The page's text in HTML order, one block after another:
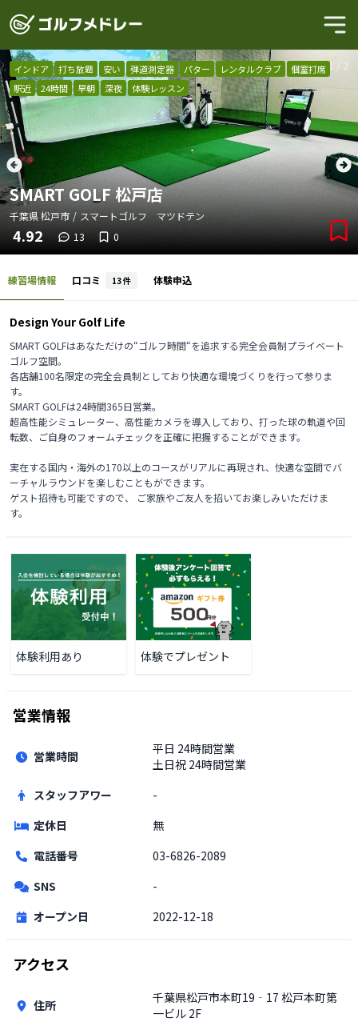
1 2
インドア 打ち放題 安い 弾道測定器 パター レンタルクラブ
個室打席
駅近
24時間 早朝 深夜 体験レッスン
SMART GOLF 松戸店
千葉県松戸市 / スマートゴルフ マツドテン
4.92 13 0
練習場情報 口コミ 13件 体験申込
Design Your Golf Life
SMART GOLFはあなただけの“ゴルフ時間“を追求する完全会員制プライベート
ゴルフ空間。
各店舗100名限定の完全会員制としており快適な環境づくりを行って参りま
す。
SMART GOLFは24時間365日営業。
超高性能シミュレーター、高性能カメラを導入しており、打った球の軌道や回
転数、ご自身のフォームチェックを正確に把握することができます。
実在する国内・海外の170以上のコースがリアルに再現され、快適な空間でバ
ーチャルラウンドを楽しむこともができます。
ゲスト招待も可能ですので、 ご家族やご友人を招いてお楽しみいただけま
す。
体験利用あり 体験でプレゼント
営業情報
営業時間 平日 24時間営業
土日祝 24時間営業
スタッフアワー
-
定休日
無
電話番号
03-6826-2089
SNS
-
オープン日
2022-12-18
アクセス
住所
千葉県松戸市本町19‐17 松戸本町第
一ビル 2F